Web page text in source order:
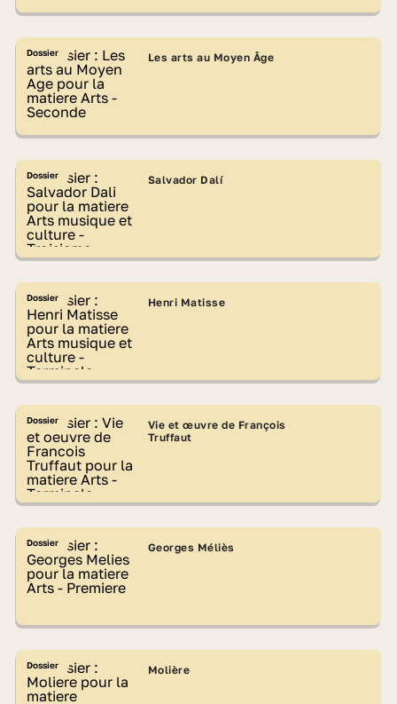
Dossier Les arts au Moyen Âge
Dossier Salvador Dalí
Dossier Henri Matisse
Dossier
Vie et œuvre de François
Truffaut
Dossier Georges Méliès
Dossier Molière